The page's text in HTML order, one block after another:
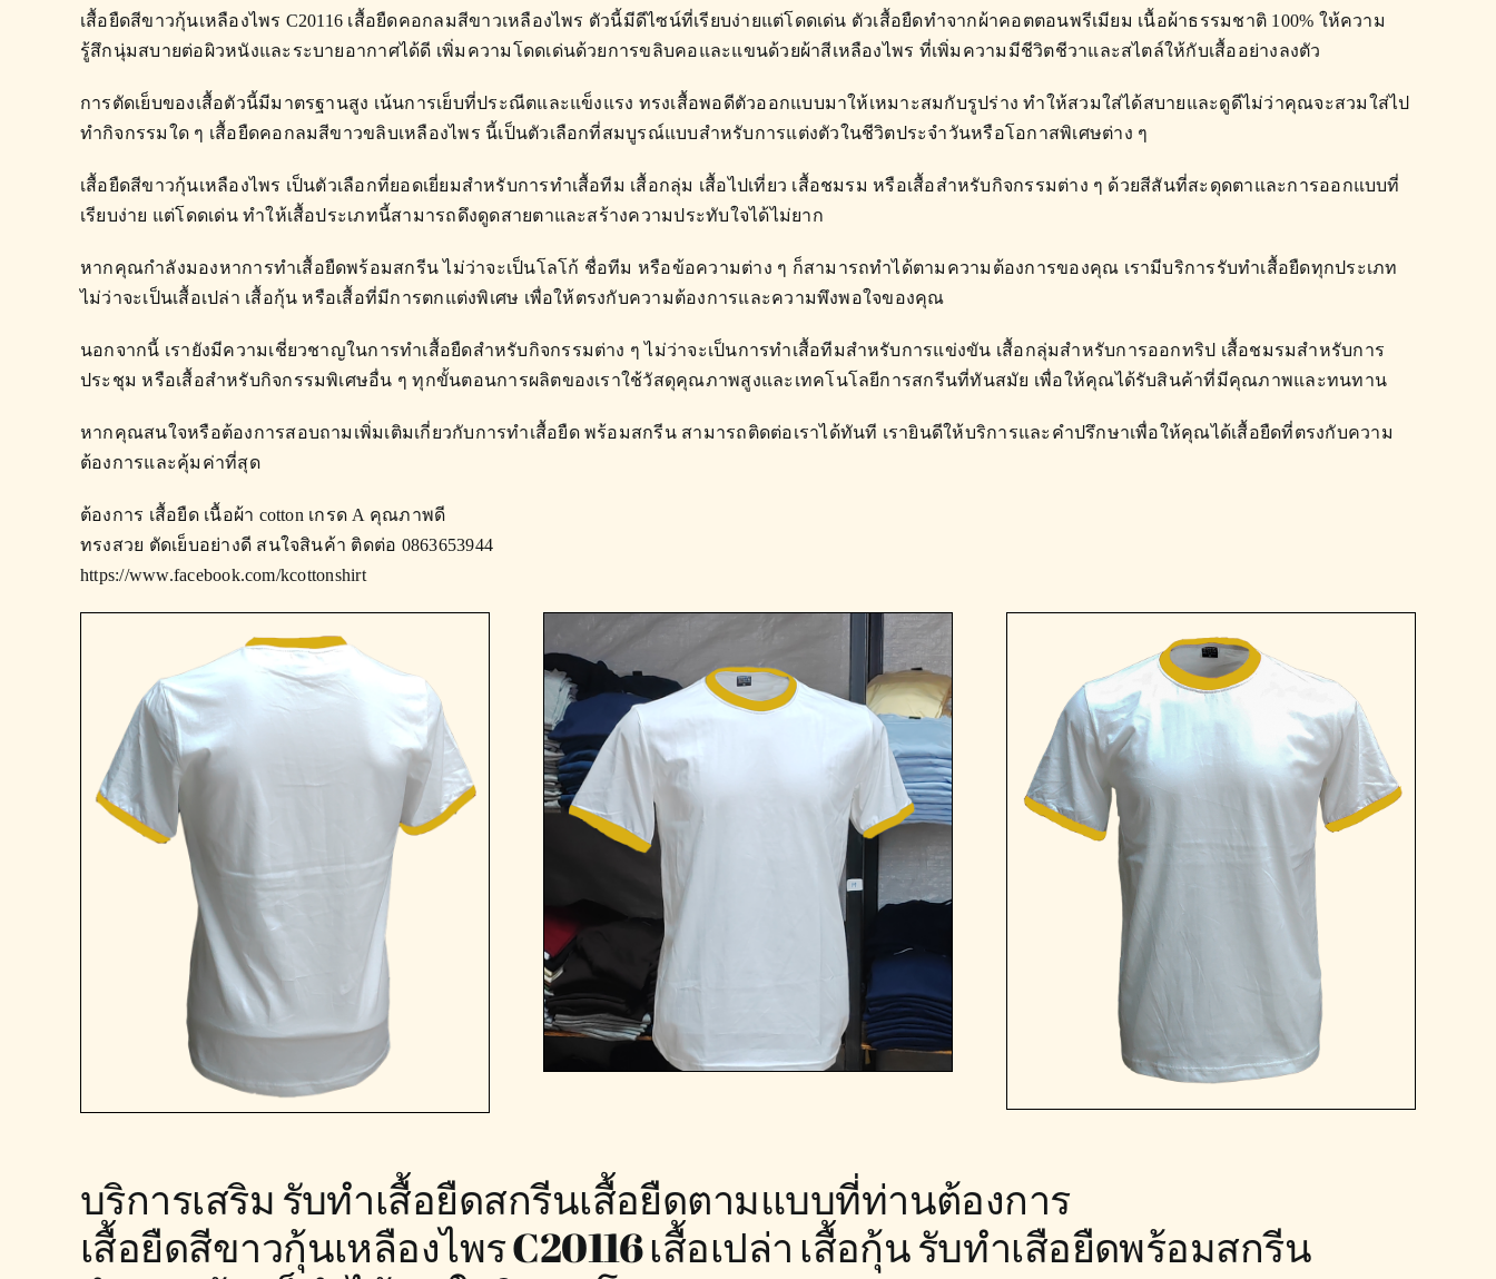
เสื้อยืดสีขาวกุ้นเหลืองไพร C20116 เสื้อยืดคอกลมสีขาวเหลืองไพร ตัวนี้มีดีไซน์ที่เรียบง่ายแต่โดดเด่น ตัวเสื้อยืดทำจากผ้าคอตตอนพรีเมียม เนื้อผ้าธรรมชาติ 100% ให้ความ
รู้สึกนุ่มสบายต่อผิวหนังและระบายอากาศได้ดี เพิ่มความโดดเด่นด้วยการขลิบคอและแขนด้วยผ้าสีเหลืองไพร ที่เพิ่มความมีชีวิตชีวาและสไตล์ให้กับเสื้ออย่างลงตัว
การตัดเย็บของเสื้อตัวนี้มีมาตรฐานสูง เน้นการเย็บที่ประณีตและแข็งแรง ทรงเสื้อพอดีตัวออกแบบมาให้เหมาะสมกับรูปร่าง ทำให้สวมใส่ได้สบายและดูดีไม่ว่าคุณจะสวมใส่ไป
ทำกิจกรรมใด ๆ เสื้อยืดคอกลมสีขาวขลิบเหลืองไพร นี้เป็นตัวเลือกที่สมบูรณ์แบบสำหรับการแต่งตัวในชีวิตประจำวันหรือโอกาสพิเศษต่าง ๆ
เสื้อยืดสีขาวกุ้นเหลืองไพร เป็นตัวเลือกที่ยอดเยี่ยมสำหรับการทำเสื้อทีม เสื้อกลุ่ม เสื้อไปเที่ยว เสื้อชมรม หรือเสื้อสำหรับกิจกรรมต่าง ๆ ด้วยสีสันที่สะดุดตาและการออกแบบที่
เรียบง่าย แต่โดดเด่น ทำให้เสื้อประเภทนี้สามารถดึงดูดสายตาและสร้างความประทับใจได้ไม่ยาก
หากคุณกำลังมองหาการทำเสื้อยืดพร้อมสกรีน ไม่ว่าจะเป็นโลโก้ ชื่อทีม หรือข้อความต่าง ๆ ก็สามารถทำได้ตามความต้องการของคุณ เรามีบริการรับทำเสื้อยืดทุกประเภท
ไม่ว่าจะเป็นเสื้อเปล่า เสื้อกุ้น หรือเสื้อที่มีการตกแต่งพิเศษ เพื่อให้ตรงกับความต้องการและความพึงพอใจของคุณ
นอกจากนี้ เรายังมีความเชี่ยวชาญในการทำเสื้อยืดสำหรับกิจกรรมต่าง ๆ ไม่ว่าจะเป็นการทำเสื้อทีมสำหรับการแข่งขัน เสื้อกลุ่มสำหรับการออกทริป เสื้อชมรมสำหรับการ
ประชุม หรือเสื้อสำหรับกิจกรรมพิเศษอื่น ๆ ทุกขั้นตอนการผลิตของเราใช้วัสดุคุณภาพสูงและเทคโนโลยีการสกรีนที่ทันสมัย เพื่อให้คุณได้รับสินค้าที่มีคุณภาพและทนทาน
หากคุณสนใจหรือต้องการสอบถามเพิ่มเติมเกี่ยวกับการทำเสื้อยืด พร้อมสกรีน สามารถติดต่อเราได้ทันที เรายินดีให้บริการและคำปรึกษาเพื่อให้คุณได้เสื้อยืดที่ตรงกับความ
ต้องการและคุ้มค่าที่สุด
ต้องการ เสื้อยืด เนื้อผ้า cotton เกรด A คุณภาพดี
ทรงสวย ตัดเย็บอย่างดี สนใจสินค้า ติดต่อ 0863653944
https://www.facebook.com/kcottonshirt
บริการเสริม รับทำเสื้อยืดสกรีนเสื้อยืดตามแบบที่ท่านต้องการ
เสื้อยืดสีขาวกุ้นเหลืองไพร C20116 เสื้อเปล่า เสื้อกุ้น รับทำเสือยืดพร้อมสกรีน